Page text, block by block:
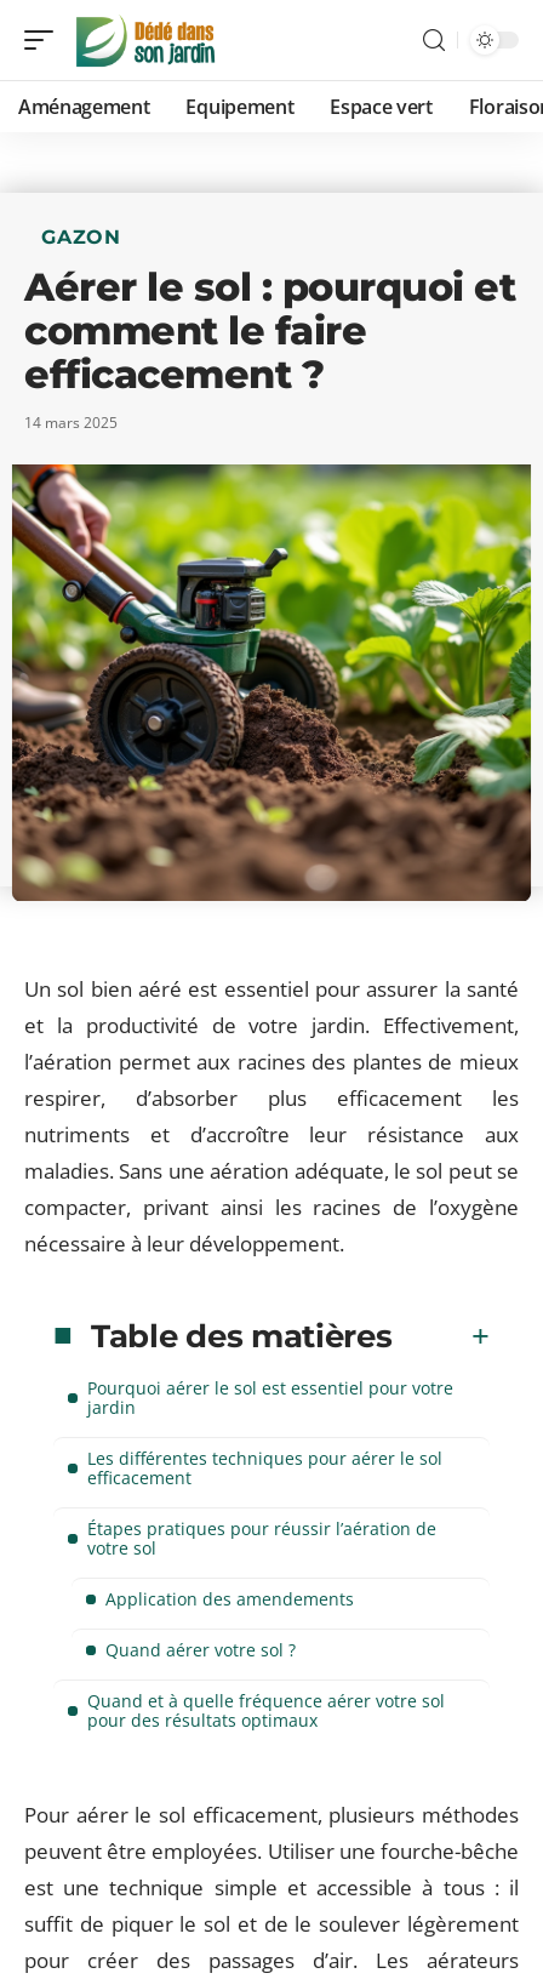
Aménagement Equipement Espace vert
GAZON
Aérer le sol : pourquoi et
comment le faire
efficacement ?
14 mars 2025
Un sol bien aéré est essentiel pour assurer la santé
et la productivité de votre jardin. Effectivement,
l’aération permet aux racines des plantes de mieux
respirer, d’absorber plus efficacement les
nutriments et d’accroître leur résistance aux
maladies. Sans une aération adéquate, le sol peut se
compacter, privant ainsi les racines de l’oxygène
nécessaire à leur développement.
Table des matières
Pourquoi aérer le sol est essentiel pour votre
jardin
Les différentes techniques pour aérer le sol
efficacement
Étapes pratiques pour réussir l’aération de
votre sol
Application des amendements
Quand aérer votre sol ?
Quand et à quelle fréquence aérer votre sol
pour des résultats optimaux
Pour aérer le sol efficacement, plusieurs méthodes
peuvent être employées. Utiliser une fourche-bêche
est une technique simple et accessible à tous : il
suffit de piquer le sol et de le soulever légèrement
pour créer des passages d’air. Les aérateurs